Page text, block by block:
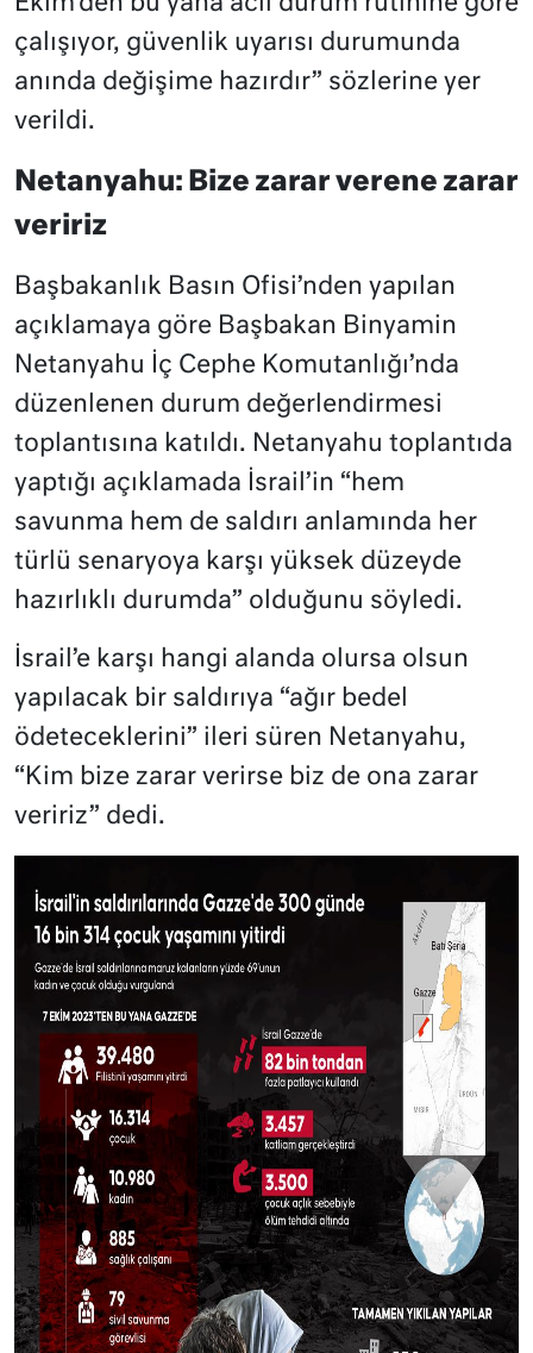
çalışıyor, güvenlik uyarısı durumunda
anında değişime hazırdır” sözlerine yer
verildi.
Netanyahu: Bize zarar verene zarar
veririz
Başbakanlık Basın Ofisi’nden yapılan
açıklamaya göre Başbakan Binyamin
Netanyahu İç Cephe Komutanlığı’nda
düzenlenen durum değerlendirmesi
toplantısına katıldı. Netanyahu toplantıda
yaptığı açıklamada İsrail’in “hem
savunma hem de saldırı anlamında her
türlü senaryoya karşı yüksek düzeyde
hazırlıklı durumda” olduğunu söyledi.
İsrail’e karşı hangi alanda olursa olsun
yapılacak bir saldırıya “ağır bedel
ödeteceklerini” ileri süren Netanyahu,
“Kim bize zarar verirse biz de ona zarar
veririz” dedi.